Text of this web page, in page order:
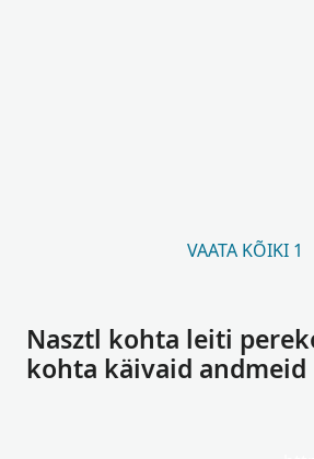
VAATA KÕIKI 1
Nasztl kohta leiti
kohta käivaid andmeid